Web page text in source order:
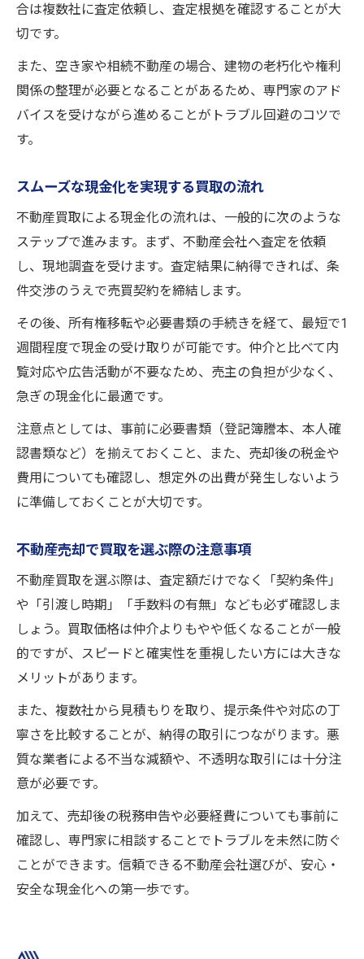
合は複数社に査定依頼し、査定根拠を確認することが大
切です。
また、空き家や相続不動産の場合、建物の老朽化や権利
関係の整理が必要となることがあるため、専門家のアド
バイスを受けながら進めることがトラブル回避のコツで
す。
スムーズな現金化を実現する買取の流れ
不動産買取による現金化の流れは、一般的に次のような
ステップで進みます。まず、不動産会社へ査定を依頼
し、現地調査を受けます。査定結果に納得できれば、条
件交渉のうえで売買契約を締結します。
その後、所有権移転や必要書類の手続きを経て、最短で1
週間程度で現金の受け取りが可能です。仲介と比べて内
覧対応や広告活動が不要なため、売主の負担が少なく、
急ぎの現金化に最適です。
注意点としては、事前に必要書類（登記簿謄本、本人確
認書類など）を揃えておくこと、また、売却後の税金や
費用についても確認し、想定外の出費が発生しないよう
に準備しておくことが大切です。
不動産売却で買取を選ぶ際の注意事項
不動産買取を選ぶ際は、査定額だけでなく「契約条件」
や「引渡し時期」「手数料の有無」なども必ず確認しま
しょう。買取価格は仲介よりもやや低くなることが一般
的ですが、スピードと確実性を重視したい方には大きな
メリットがあります。
また、複数社から見積もりを取り、提示条件や対応の丁
寧さを比較することが、納得の取引につながります。悪
質な業者による不当な減額や、不透明な取引には十分注
意が必要です。
加えて、売却後の税務申告や必要経費についても事前に
確認し、専門家に相談することでトラブルを未然に防ぐ
ことができます。信頼できる不動産会社選びが、安心・
安全な現金化への第一歩です。